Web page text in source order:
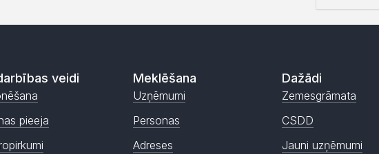
veidi
pieeja
Meklēšana
Uzņēmumi
Personas
Adreses
Dažādi
Zemesgrāmata
CSDD
Jauni uzņēmumi